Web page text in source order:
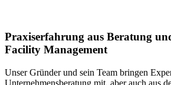
Praxiserfahrung aus Beratung
Facility Management
Unser Gründer und sein Team bringen
Unternehmensberatung mit, aber auch aus